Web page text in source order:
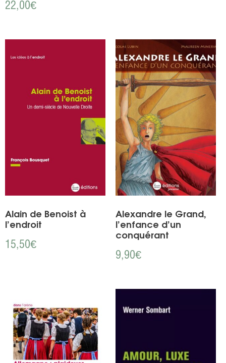
22,00€
Alain de Benoist à
l’endroit
15,50€
Alexandre le Grand,
l’enfance d’un
conquérant
9,90€